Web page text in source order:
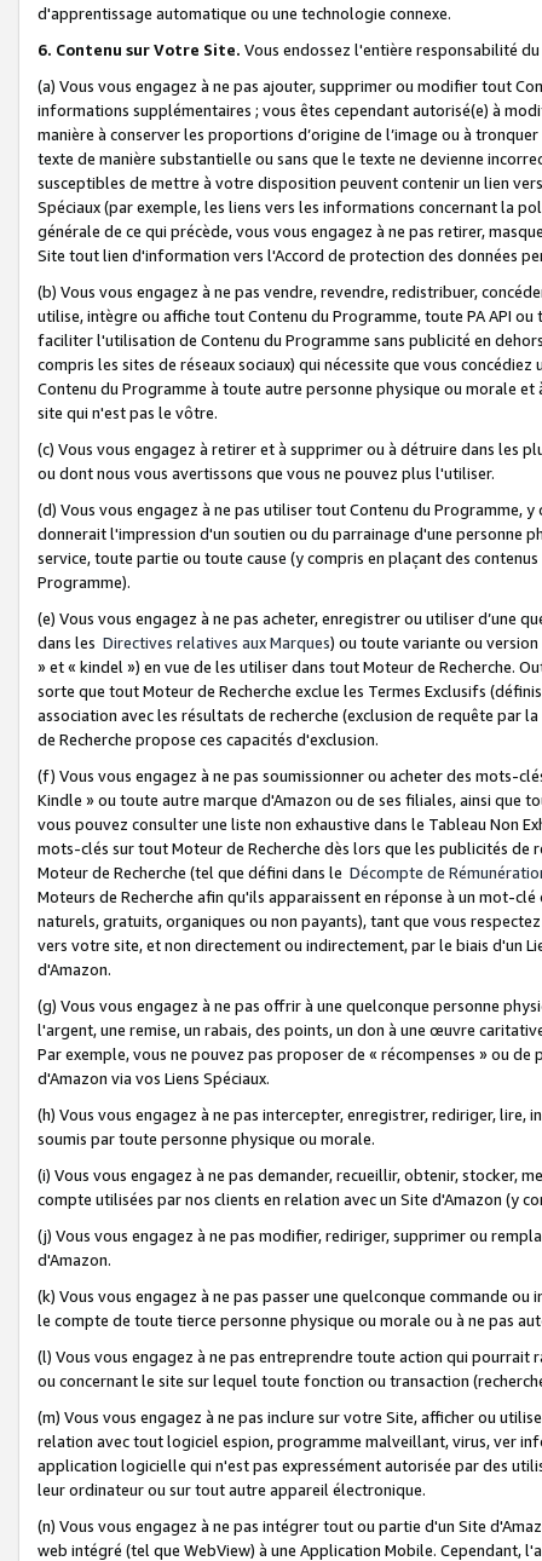
d'apprentissage automatique ou une technologie connexe.
6. Contenu sur Votre Site. Vous endossez l'entière responsabilité
(a) Vous vous engagez à ne pas ajouter, supprimer ou modifier tout
informations supplémentaires ; vous êtes cependant autorisé(e) à
manière à conserver les proportions d’origine de l’image ou à
texte de manière substantielle ou sans que le texte ne devienne
susceptibles de mettre à votre disposition peuvent contenir un lien
Spéciaux (par exemple, les liens vers les informations concernant la
générale de ce qui précède, vous vous engagez à ne pas retirer,
Site tout lien d'information vers l'Accord de protection des données
(b) Vous vous engagez à ne pas vendre, revendre, redistribuer,
utilise, intègre ou affiche tout Contenu du Programme, toute PA API
faciliter l'utilisation de Contenu du Programme sans publicité en
compris les sites de réseaux sociaux) qui nécessite que vous
Contenu du Programme à toute autre personne physique ou morale
site qui n'est pas le vôtre.
(c) Vous vous engagez à retirer et à supprimer ou à détruire dans les
ou dont nous vous avertissons que vous ne pouvez plus l'utiliser.
(d) Vous vous engagez à ne pas utiliser tout Contenu du Programme,
donnerait l'impression d'un soutien ou du parrainage d'une personne
service, toute partie ou toute cause (y compris en plaçant des
Programme).
(e) Vous vous engagez à ne pas acheter, enregistrer ou utiliser d’une
dans les Directives relatives aux Marques) ou toute variante ou
» et « kindel ») en vue de les utiliser dans tout Moteur de Recherche.
sorte que tout Moteur de Recherche exclue les Termes Exclusifs
association avec les résultats de recherche (exclusion de requête
de Recherche propose ces capacités d'exclusion.
(f) Vous vous engagez à ne pas soumissionner ou acheter des mots-
Kindle » ou toute autre marque d'Amazon ou de ses filiales, ainsi que
vous pouvez consulter une liste non exhaustive dans le Tableau Non
mots-clés sur tout Moteur de Recherche dès lors que les publicités de
Moteur de Recherche (tel que défini dans le Décompte de
Moteurs de Recherche afin qu'ils apparaissent en réponse à un mot-
naturels, gratuits, organiques ou non payants), tant que vous
vers votre site, et non directement ou indirectement, par le biais d'un
d'Amazon.
(g) Vous vous engagez à ne pas offrir à une quelconque personne
l'argent, une remise, un rabais, des points, un don à une œuvre
Par exemple, vous ne pouvez pas proposer de « récompenses » ou
d'Amazon via vos Liens Spéciaux.
(h) Vous vous engagez à ne pas intercepter, enregistrer, rediriger,
soumis par toute personne physique ou morale.
(i) Vous vous engagez à ne pas demander, recueillir, obtenir, stocker,
compte utilisées par nos clients en relation avec un Site d'Amazon (y
(j) Vous vous engagez à ne pas modifier, rediriger, supprimer ou
d'Amazon.
(k) Vous vous engagez à ne pas passer une quelconque commande
le compte de toute tierce personne physique ou morale ou à ne pas
(l) Vous vous engagez à ne pas entreprendre toute action qui
ou concernant le site sur lequel toute fonction ou transaction
(m) Vous vous engagez à ne pas inclure sur votre Site, afficher ou
relation avec tout logiciel espion, programme malveillant, virus, ver
application logicielle qui n'est pas expressément autorisée par des
leur ordinateur ou sur tout autre appareil électronique.
(n) Vous vous engagez à ne pas intégrer tout ou partie d'un Site
web intégré (tel que WebView) à une Application Mobile. Cependant,